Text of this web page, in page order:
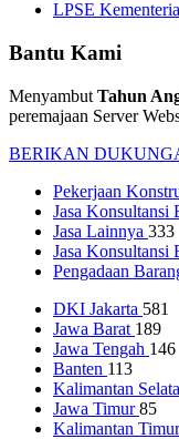
LPSE
Bantu Kami
Menyambut Tahun
peremajaan Server
BERIKAN
Pekerjaan
Jasa Konsultansi
Jasa Lainnya 333
Jasa Konsultansi
Pengadaan
DKI Jakarta 581
Jawa Barat 189
Jawa Tengah 146
Banten 113
Kalimantan
Jawa Timur85
Kalimantan